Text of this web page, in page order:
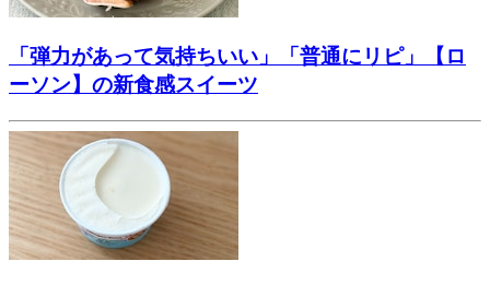
「弾力があって気持ちいい」「普通にリピ」【ロ
ーソン】の新食感スイーツ